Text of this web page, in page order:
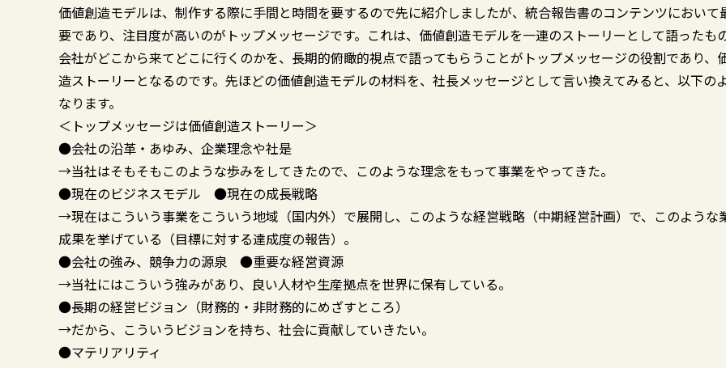
価値創造モデルは、制作する際に手間と時間を要するので先に紹介しましたが、統合報告書のコンテンツにおいて
要であり、注目度が高いのがトップメッセージです。これは、価値創造モデルを一連のストーリーとして語ったもの
会社がどこから来てどこに行くのかを、長期的俯瞰的視点で語ってもらうことがトップメッセージの役割であり、
造ストーリーとなるのです。先ほどの価値創造モデルの材料を、社長メッセージとして言い換えてみると、以下の
なります。
＜トップメッセージは価値創造ストーリー＞
●会社の沿革・あゆみ、企業理念や社是
→当社はそもそもこのような歩みをしてきたので、このような理念をもって事業をやってきた。
●現在のビジネスモデル ●現在の成長戦略
→現在はこういう事業をこういう地域（国内外）で展開し、このような経営戦略（中期経営計画）で、このような
成果を挙げている（目標に対する達成度の報告）。
●会社の強み、競争力の源泉 ●重要な経営資源
→当社にはこういう強みがあり、良い人材や生産拠点を世界に保有している。
●長期の経営ビジョン（財務的・非財務的にめざすところ）
→だから、こういうビジョンを持ち、社会に貢献していきたい。
●マテリアリティ